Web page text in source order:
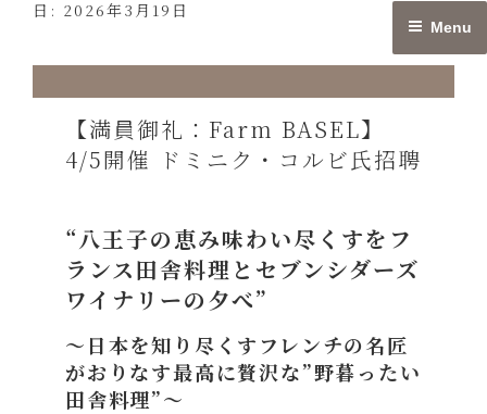
content
Menu
日: 2026年3月19日
【満員御礼：Farm BASEL】
4/5開催 ドミニク・コルビ氏招聘
“八王子の恵み味わい尽くすをフ
ランス田舎料理とセブンシダーズ
ワイナリーの夕べ”
〜日本を知り尽くすフレンチの名匠
がおりなす最高に贅沢な”野暮ったい
田舎料理”〜